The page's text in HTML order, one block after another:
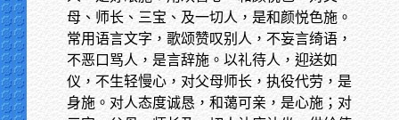
母、师长、三宝、及一切人，是和颜悦色施。
常用语言文字，歌颂赞叹别人，不妄言绮语，
不恶口骂人，是言辞施。以礼待人，迎送如
仪，不生轻慢心，对父母师长，执役代劳，是
身施。对人态度诚恳，和蔼可亲，是心施；对